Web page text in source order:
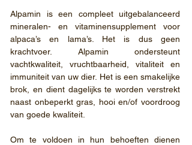
Alpamin is een compleet uitgebalanceerd
mineralen- en vitaminensupplement voor
alpaca’s en lama’s. Het is dus geen
krachtvoer. Alpamin ondersteunt
vachtkwaliteit, vruchtbaarheid, vitaliteit en
immuniteit van uw dier. Het is een smakelijke
brok, en dient dagelijks te worden verstrekt
naast onbeperkt gras, hooi en/of voordroog
van goede kwaliteit.
Om te voldoen in hun behoeften dienen